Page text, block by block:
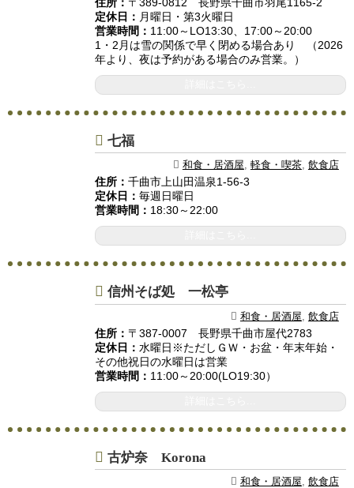
定休日： 月曜日・第3火曜日
営業時間： 11:00～LO13:30、17:00～20:00
1・2月は雪の関係で早く閉める場合あり （2026
年より、夜は予約がある場合のみ営業。）
七福
和食・居酒屋, 軽食・喫茶, 飲食店
住所： 千曲市上山田温泉1-56-3
定休日： 毎週日曜日
営業時間： 18:30～22:00
信州そば処 一松亭
和食・居酒屋 飲食店
住所： 〒387-0007 長野県千曲市屋代2783
定休日： 水曜日※ただしＧＷ・お盆・年末年始・
その他祝日の水曜日は営業
営業時間： 11:00～20:00(LO19:30）
古炉奈 Korona
和食・居酒屋 飲食店